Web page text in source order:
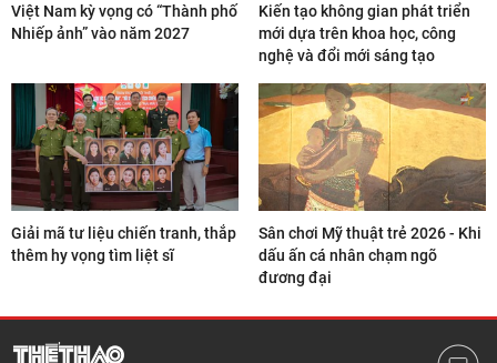
Việt Nam kỳ vọng có “Thành phố
Nhiếp ảnh” vào năm 2027
Kiến tạo không gian phát triển
mới dựa trên khoa học, công
nghệ và đổi mới sáng tạo
Giải mã tư liệu chiến tranh, thắp
thêm hy vọng tìm liệt sĩ
Sân chơi Mỹ thuật trẻ 2026 - Khi
dấu ấn cá nhân chạm ngõ
đương đại